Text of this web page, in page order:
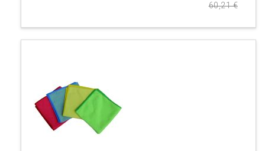
60,21 €